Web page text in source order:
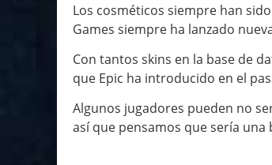
Los cosméticos siempre han
Games siempre ha lanzado
Con tantos skins en la base de
que Epic ha introducido en el
Algunos jugadores pueden no
así que pensamos que sería una